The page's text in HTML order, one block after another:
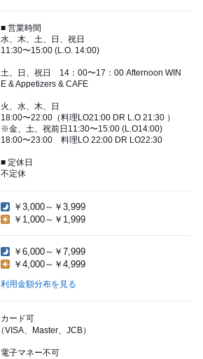
■ 営業時間
水、木、土、日、祝日
11:30〜15:00 (L.O. 14:00)
土、日、祝日 14：00〜17：00 Afternoon WIN
E & Appetizers & CAFE
火、水、木、日
18:00〜22:00（料理LO21:00 DR L.O 21:30 ）
※金、土、祝前日11:30〜15:00 (L.O14:00)
18:00〜23:00 料理LO 22:00 DR LO22:30
■ 定休日
不定休
￥3,000～￥3,999
￥1,000～￥1,999
￥6,000～￥7,999
￥4,000～￥4,999
利用金額分布を見る
カード可
（VISA、Master、JCB）
電子マネー不可